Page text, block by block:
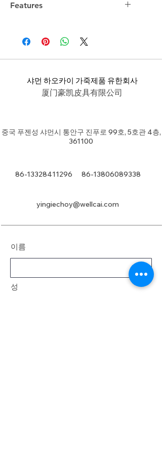
Features
샤먼 하오카이 가죽제품 유한회사
厦门豪凯皮具有限公司
중국 푸젠성 샤먼시 통안구 진푸로 99호, 5호관 4층,
361100
86-13328411296 86-13806089338
yingiechoy@wellcai.com
이름
성